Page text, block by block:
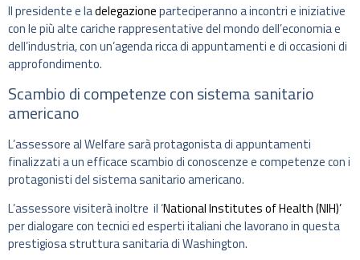
Il presidente e ladelegazioneparteciperanno a incontri e iniziative
con le più alte cariche rappresentative del mondo dell’economia e
dell’industria, con un’agenda ricca di appuntamenti e di occasioni di
approfondimento.
Scambio di competenze con sistema sanitario
americano
L’assessore al Welfare sarà protagonista di appuntamenti
finalizzati a un efficace scambio di conoscenze e competenze con i
protagonisti del sistema sanitario americano.
L’assessore visiterà inoltre il ‘National Institutes of Health (NIH)’
per dialogare con tecnici ed esperti italiani che lavorano in questa
prestigiosa struttura sanitaria di Washington.